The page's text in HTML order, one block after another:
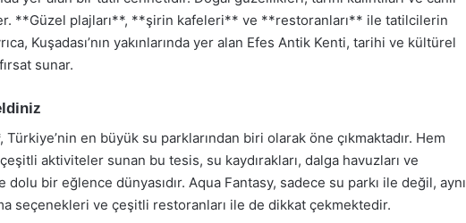
**Güzel plajları**, **şirin kafeleri** ve **restoranları** ile tatilcilerin
Kuşadası’nın yakınlarında yer alan Efes Antik Kenti, tarihi ve kültürel
sunar.
en büyük su parklarından biri olarak öne çıkmaktadır. Hem
aktiviteler sunan bu tesis, su kaydırakları, dalga havuzları ve
bir eğlence dünyasıdır. Aqua Fantasy, sadece su parkı ile değil, aynı
seçenekleri ve çeşitli restoranları ile de dikkat çekmektedir.